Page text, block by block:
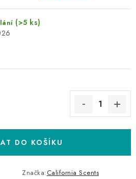
(>5 ks)
DO KOŠÍKU
Značka:California Scents